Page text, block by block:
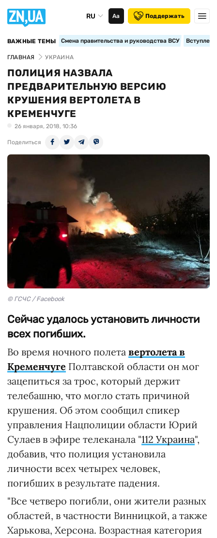
RU Аа Поддержать
ВАЖНЫЕ ТЕМЫ Смена правительства и руководства ВСУ
ГЛАВНАЯ УКРАИНА
ПОЛИЦИЯ НАЗВАЛА
ПРЕДВАРИТЕЛЬНУЮ ВЕРСИЮ
КРУШЕНИЯ ВЕРТОЛЕТА В
КРЕМЕНЧУГЕ
26 января, 2018, 10:36
Поделиться
© ГСЧС / Facebook
Сейчас удалось установить личности
всех погибших.
Во время ночного полета вертолета в
Кременчуге Полтавской области он мог
зацепиться за трос, который держит
телебашню, что могло стать причиной
крушения. Об этом сообщил спикер
управления Нацполиции области Юрий
Сулаев в эфире телеканала "112 Украина",
добавив, что полиция установила
личности всех четырех человек,
погибших в результате падения.
"Все четверо погибли, они жители разных
областей, в частности Винницкой, а также
Харькова, Херсона. Возрастная категория